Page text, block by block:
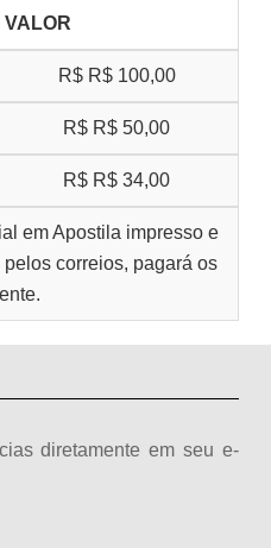
VALOR
R$ R$ 100,00
R$ R$ 50,00
R$ R$ 34,00
em Apostila impresso e
correios, pagará os
diretamente em seu e-